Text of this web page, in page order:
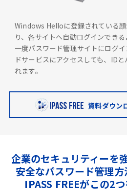
Windows Helloに登録されている
り、各サイトへ自動ログインできる
一度パスワード管理サイトにログ
ドサービスにアクセスしても、ID
れます。
資料ダウン
企業のセキュリティーを
安全なパスワード管理
IPASS FREEがこの2